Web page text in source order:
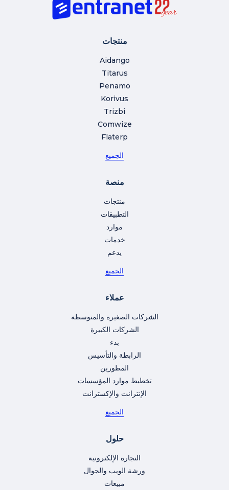
منتجات
Aidango
Titarus
Penamo
Korivus
Trizbi
Comwize
Flaterp
الجميع
منصة
منتجات
التطبيقات
موارد
خدمات
يدعم
الجميع
عملاء
الشركات الصغيرة والمتوسطة
الشركات الكبيرة
بدء
الرابطة والتأسيس
المطورين
تخطيط موارد المؤسسات
الإنترانت والإكسترانت
الجميع
حلول
التجارة الإلكترونية
ورشة الويب والجوال
مبيعات